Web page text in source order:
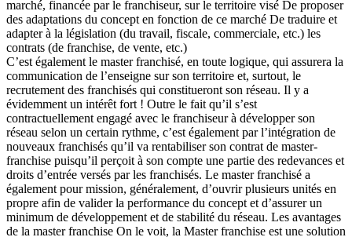
marché, financée par le franchiseur, sur le territoire visé De proposer
des adaptations du concept en fonction de ce marché De traduire et
adapter à la législation (du travail, fiscale, commerciale, etc.) les
contrats (de franchise, de vente, etc.)
C’est également le master franchisé, en toute logique, qui assurera la
communication de l’enseigne sur son territoire et, surtout, le
recrutement des franchisés qui constitueront son réseau. Il y a
évidemment un intérêt fort ! Outre le fait qu’il s’est
contractuellement engagé avec le franchiseur à développer son
réseau selon un certain rythme, c’est également par l’intégration de
nouveaux franchisés qu’il va rentabiliser son contrat de master-
franchise puisqu’il perçoit à son compte une partie des redevances et
droits d’entrée versés par les franchisés. Le master franchisé a
également pour mission, généralement, d’ouvrir plusieurs unités en
propre afin de valider la performance du concept et d’assurer un
minimum de développement et de stabilité du réseau. Les avantages
de la master franchise On le voit, la Master franchise est une solution